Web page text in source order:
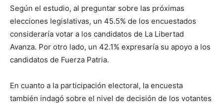
Según el estudio, al preguntar sobre las próximas
elecciones legislativas, un 45.5% de los encuestados
consideraría votar a los candidatos de La Libertad
Avanza. Por otro lado, un 42.1% expresaría su apoyo a los
candidatos de Fuerza Patria.
En cuanto a la participación electoral, la encuesta
también indagó sobre el nivel de decisión de los votantes